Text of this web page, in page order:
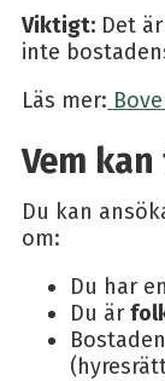
Viktigt: Det
inte
Läs mer:
Vem
Du kan
om:
Du har en
Du är